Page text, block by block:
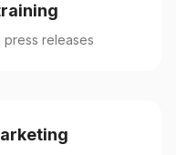
releases